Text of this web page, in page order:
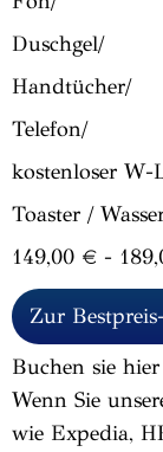
Duschgel/
Handtücher/
Telefon/
kostenloser W-
Toaster /
149,00 € -
Zur
Buchen sie
Wenn Sie
wie Expedia,